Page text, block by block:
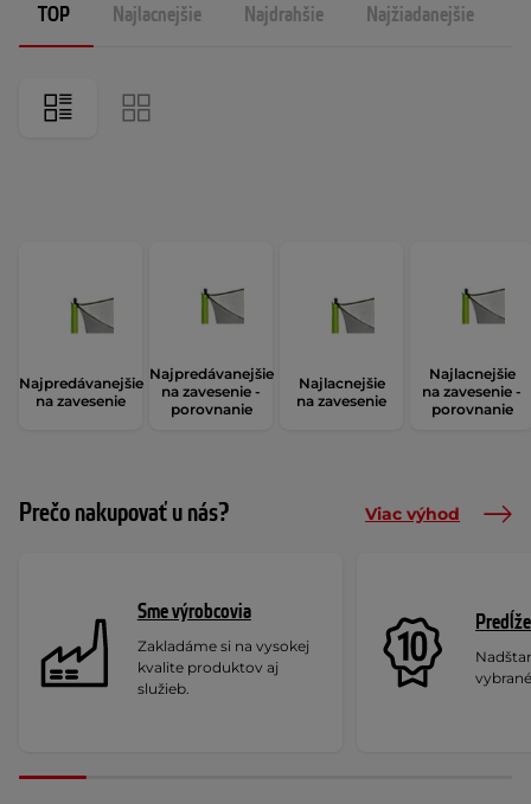
TOP Najlacnejšie Najdrahšie Najžiadanejšie
Najpredávanejšie
na zavesenie
Najpredávanejšie
na zavesenie -
porovnanie
Najlacnejšie
na zavesenie
Najlacnejšie
na zavesenie -
porovnanie
Prečo nakupovať u nás? Viac výhod
Sme výrobcovia
Zakladáme si na vysokej
kvalite produktov aj
služieb.